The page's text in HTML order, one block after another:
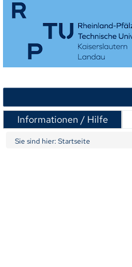
Informationen / Hilfe
Sie sind hier: Startseite